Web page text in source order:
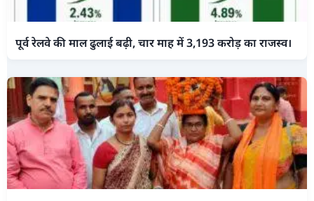
पूर्व रेलवे की माल ढुलाई बढ़ी, चार माह में 3,193 करोड़ का राजस्व।